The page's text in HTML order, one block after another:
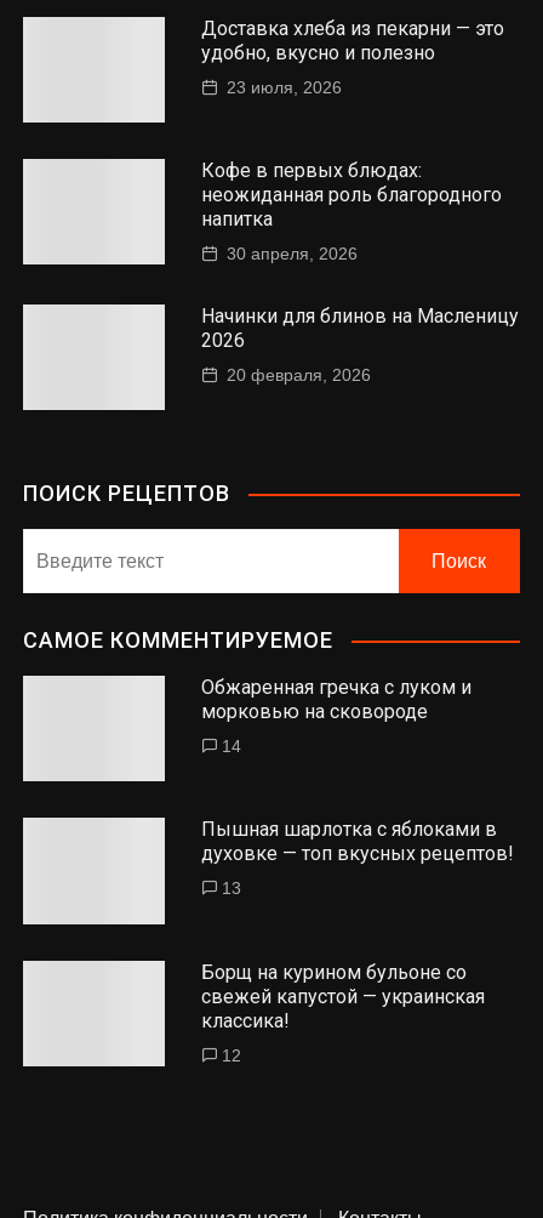
Доставка хлеба из пекарни — это
удобно, вкусно и полезно
23 июля, 2026
Кофе в первых блюдах:
неожиданная роль благородного
напитка
30 апреля, 2026
Начинки для блинов на Масленицу
2026
20 февраля, 2026
ПОИСК РЕЦЕПТОВ
САМОЕ КОММЕНТИРУЕМОЕ
Обжаренная гречка с луком и
морковью на сковороде
14
Пышная шарлотка с яблоками в
духовке — топ вкусных рецептов!
13
Борщ на курином бульоне со
свежей капустой — украинская
классика!
12